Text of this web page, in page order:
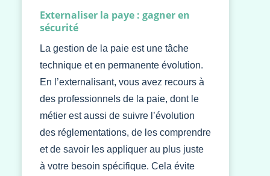
Externaliser la paye : gagner en
sécurité
La gestion de la paie est une tâche
technique et en permanente évolution.
En l’externalisant, vous avez recours à
des professionnels de la paie, dont le
métier est aussi de suivre l’évolution
des réglementations, de les comprendre
et de savoir les appliquer au plus juste
à votre besoin spécifique. Cela évite